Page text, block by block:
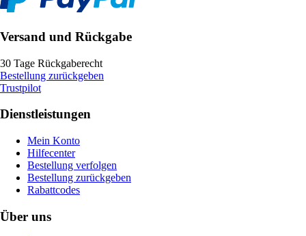
Versand und Rückgabe
30 Tage Rückgaberecht
Bestellung zurückgeben
Trustpilot
Dienstleistungen
Mein Konto
Hilfecenter
Bestellung verfolgen
Bestellung zurückgeben
Rabattcodes
Über uns